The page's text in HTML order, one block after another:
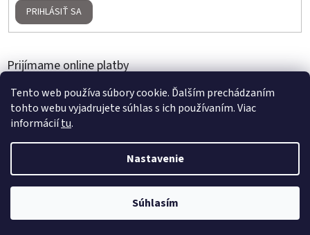
Tento web používa súbory cookie. Ďalším prechádzaním
tohto webu vyjadrujete súhlas s ich používaním. Viac
informáciítu.
Nastavenie
Súhlasím
2 + 1 ZADARMO na umelé kvety a aranžmány | Nakúpte 3 produkty,
PRIHLÁSIŤ SA
Prijímame online platby
Vytvoril Shoptet
Home Gallery. Všetky práva vyhradené.